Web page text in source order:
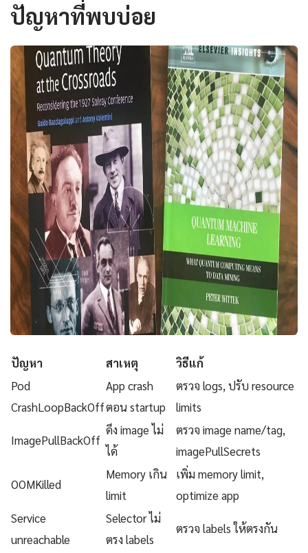
ปัญหาที่พบบ่อย
ปัญหา สาเหตุ
วิธีแก้
Pod
CrashLoopBackOff
App crash
ตอน startup
ตรวจ logs, ปรับ resource
limits
ImagePullBackOff
ดึง image ไม่
ได้
ตรวจ image name/tag,
imagePullSecrets
OOMKilled
Memory เกิน
limit
เพิ่ม memory limit,
optimize app
Service
unreachable
Selector ไม่
ตรง labels
ตรวจ labels ให้ตรงกัน